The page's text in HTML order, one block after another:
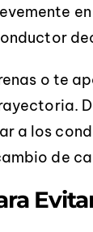
o te
a los
de